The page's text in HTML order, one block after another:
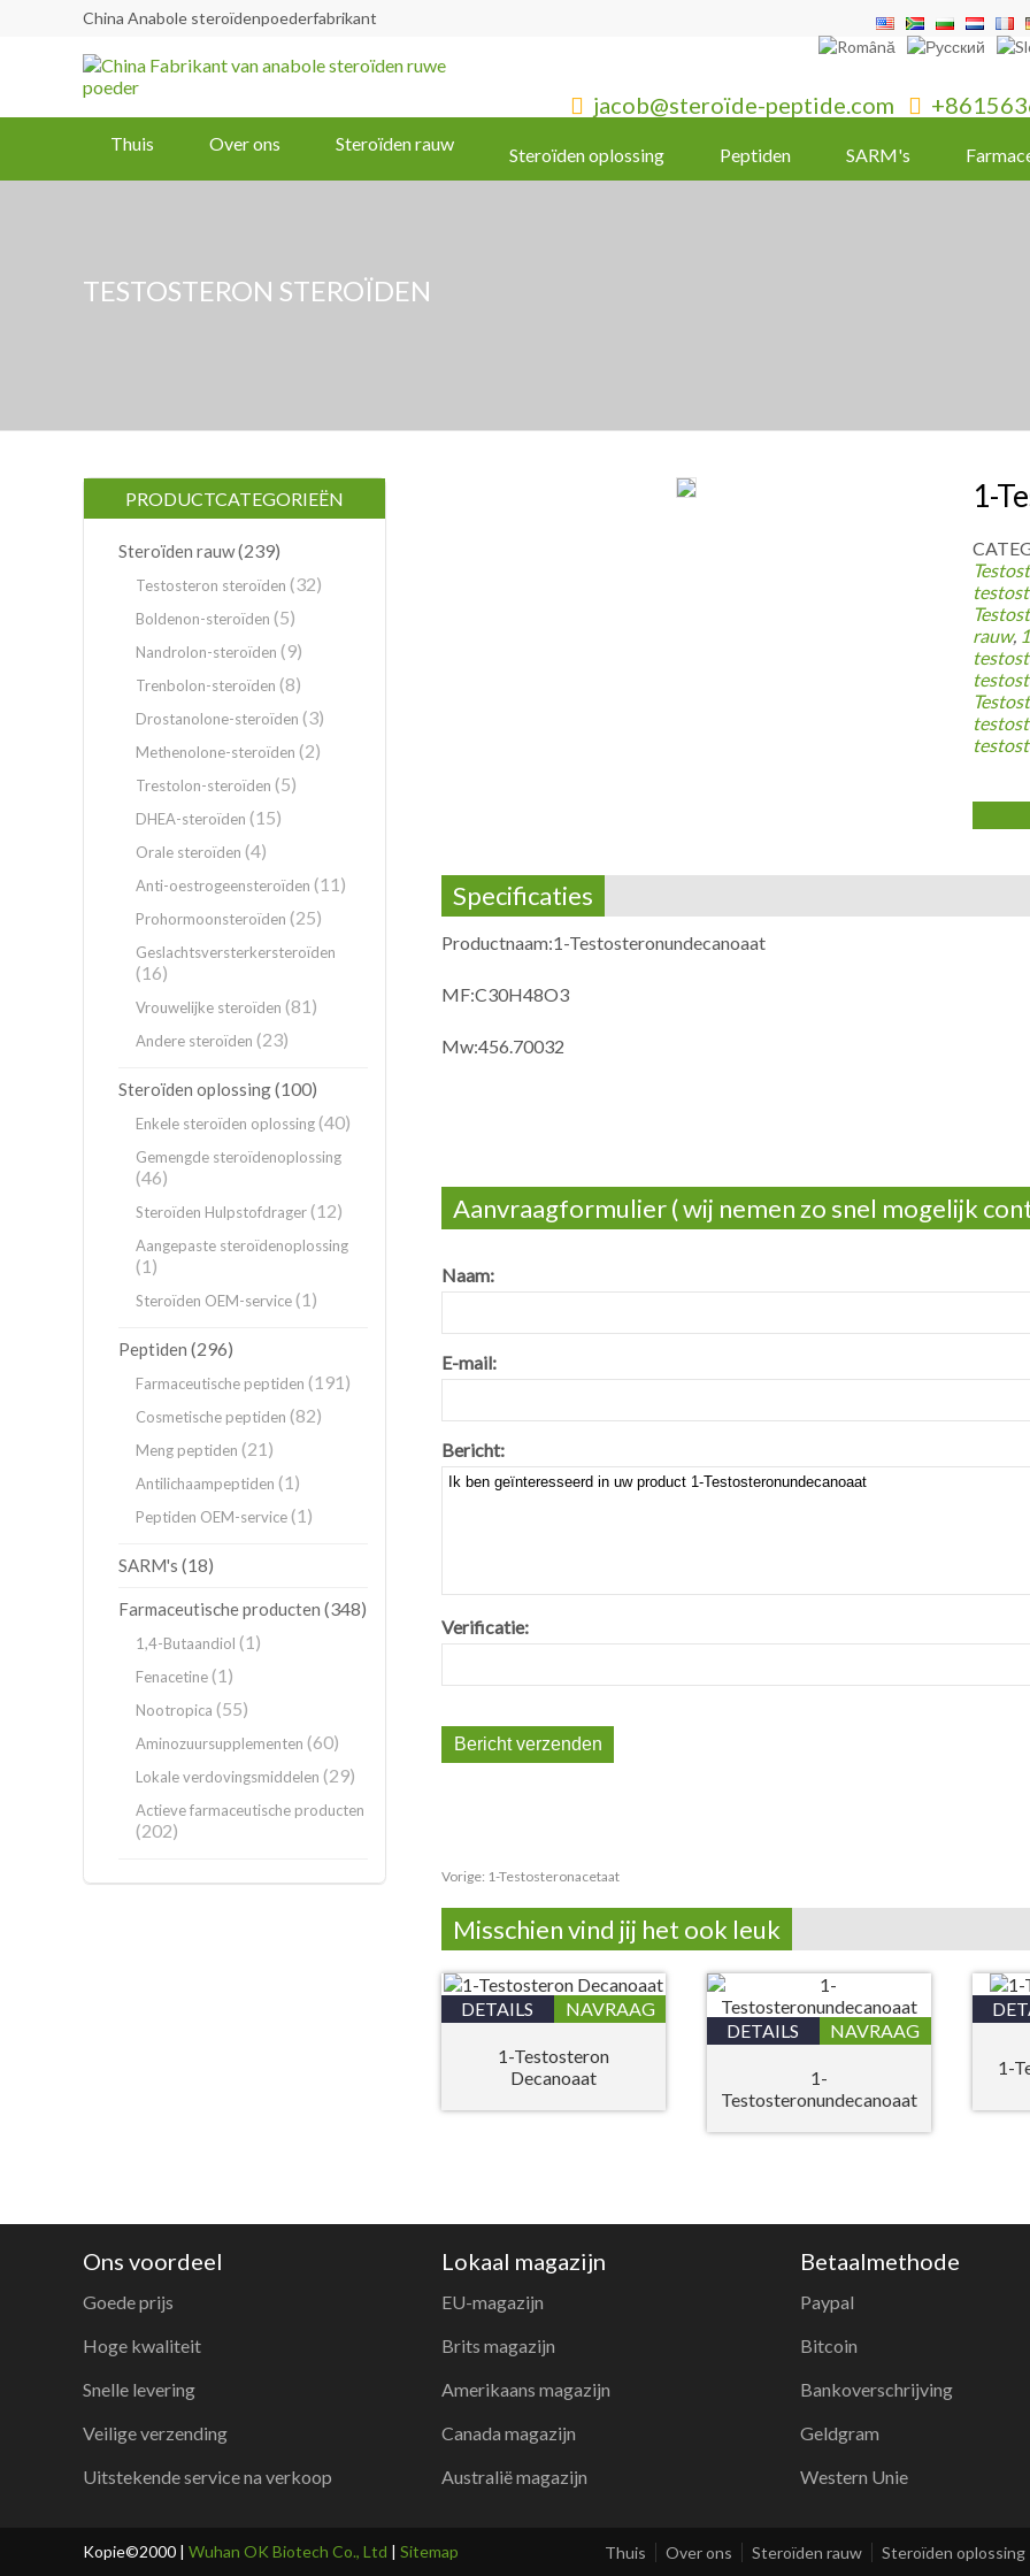
China Anabole steroïdenpoederfabrikant
 jacob@steroïde-peptide.com 
Thuis Over ons Steroïden rauw
Steroïden oplossing Peptiden SARM's
TESTOSTERON STEROÏDEN
1-
rauw,
Specificaties
Productnaam:1-Testosteronundecanoaat
MF:C30H48O3
Mw:456.70032
Aanvraagformulier ( wij nemen zo snel mogelijk
Naam:
E-mail:
Bericht:
Verificatie:
Vorige: 1-Testosteronacetaat
Misschien vind jij het ook leuk
DETAILS NAVRAAG
1-Testosteron
Decanoaat
DETAILS NAVRAAG
1-
Testosteronundecanoaat
1-
PRODUCTCATEGORIEËN
Steroïden rauw(239)
Testosteron steroïden (32)
Boldenon-steroïden (5)
Nandrolon-steroïden (9)
Trenbolon-steroïden (8)
Drostanolone-steroïden (3)
Methenolone-steroïden (2)
Trestolon-steroïden (5)
DHEA-steroïden (15)
Orale steroïden (4)
Anti-oestrogeensteroïden (11)
Prohormoonsteroïden (25)
Geslachtsversterkersteroïden
(16)
Vrouwelijke steroïden (81)
Andere steroïden (23)
Steroïden oplossing(100)
Enkele steroïden oplossing(40)
Gemengde steroïdenoplossing
(46)
Steroïden Hulpstofdrager(12)
Aangepaste steroïdenoplossing
(1)
Steroïden OEM-service(1)
Peptiden (296)
Farmaceutische peptiden (191)
Cosmetische peptiden (82)
Meng peptiden (21)
Antilichaampeptiden (1)
Peptiden OEM-service(1)
SARM's (18)
Farmaceutische producten (348)
1,4-Butaandiol (1)
Fenacetine(1)
Nootropica (55)
Aminozuursupplementen (60)
Lokale verdovingsmiddelen (29)
Actieve farmaceutische producten
(202)
Ons voordeel
Goede prijs
Hoge kwaliteit
Snelle levering
Veilige verzending
Uitstekende service na verkoop
Lokaal magazijn
EU-magazijn
Brits magazijn
Amerikaans magazijn
Canada magazijn
Australië magazijn
Betaalmethode
Paypal
Bitcoin
Bankoverschrijving
Geldgram
Western Unie
Kopie©2000 | Wuhan OK Biotech Co., Ltd | Sitemap Thuis Over ons Steroïden rauw Steroïden oplossing